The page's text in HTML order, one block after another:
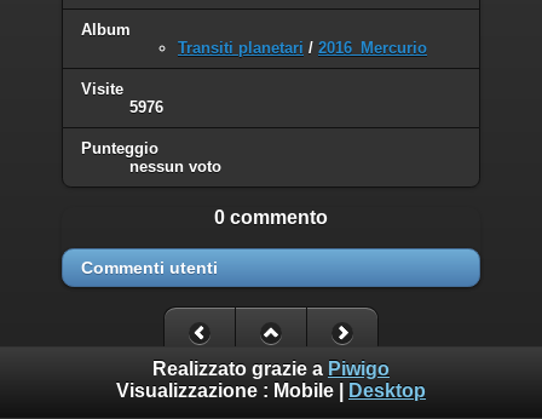
Album
Transiti planetari / 2016_Mercurio
Visite
5976
Punteggio
nessun voto
0 commento
Commenti utenti
Realizzato grazie a Piwigo
Visualizzazione : Mobile Desktop